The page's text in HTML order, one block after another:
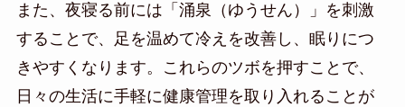
また、夜寝る前には「涌泉（ゆうせん）」を刺激
することで、足を温めて冷えを改善し、眠りにつ
きやすくなります。これらのツボを押すことで、
日々の生活に手軽に健康管理を取り入れることが